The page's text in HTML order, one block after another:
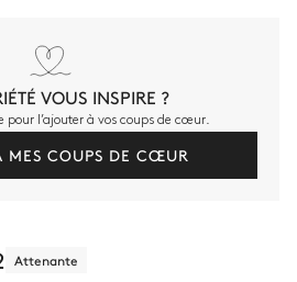
VOUS INSPIRE ?
pour l’ajouter à vos coups de cœur.
MES COUPS DE CŒUR
Attenante